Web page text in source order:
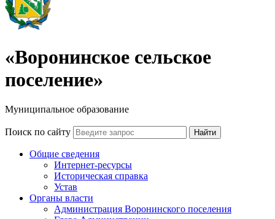
«Воронинское сельское
поселение»
Муниципальное образование
Поиск по сайту Найти
Общие сведения
Интернет-ресурсы
Историческая справка
Устав
Органы власти
Администрация Воронинского поселения